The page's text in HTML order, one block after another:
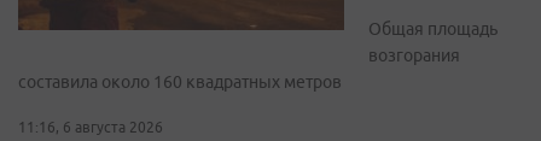
Общая площадь
возгорания
составила около 160 квадратных метров
11:16, 6 августа 2026